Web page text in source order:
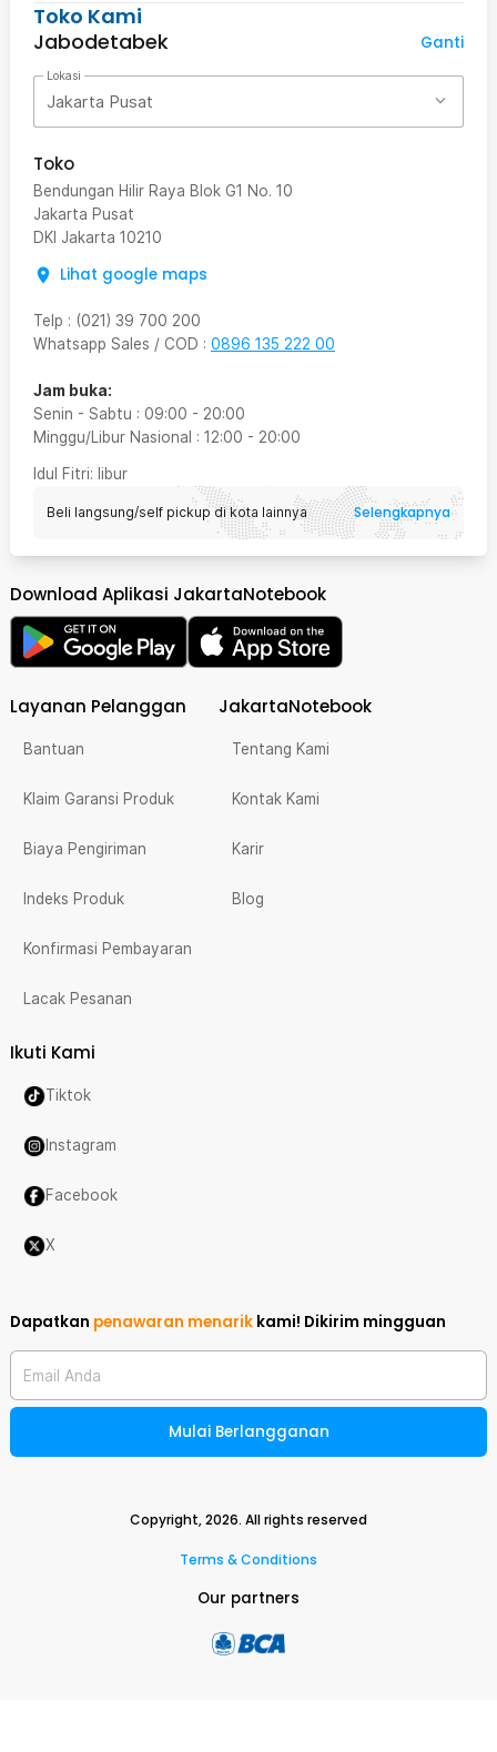
Toko Kami
Jabodetabek
Ganti
Lokasi
Jakarta Pusat
Toko
Bendungan Hilir Raya Blok G1 No. 10
Jakarta Pusat
DKI Jakarta 10210
Lihat google maps
Telp : (021) 39 700 200
Whatsapp Sales / COD : 0896 135 222 00
Jam buka:
Senin - Sabtu : 09:00 - 20:00
Minggu/Libur Nasional : 12:00 - 20:00
Idul Fitri: libur
Beli langsung/self pickup di kota lainnya Selengkapnya
Download Aplikasi JakartaNotebook
Layanan Pelanggan
Bantuan
Klaim Garansi Produk
Biaya Pengiriman
Indeks Produk
Konfirmasi Pembayaran
Lacak Pesanan
JakartaNotebook
Tentang Kami
Kontak Kami
Karir
Blog
Ikuti Kami
Tiktok
Instagram
Facebook
X
Dapatkan penawaran menarik kami! Dikirim mingguan
Email Anda
Mulai Berlangganan
Copyright,2026. All rights reserved
Terms & Conditions
Our partners